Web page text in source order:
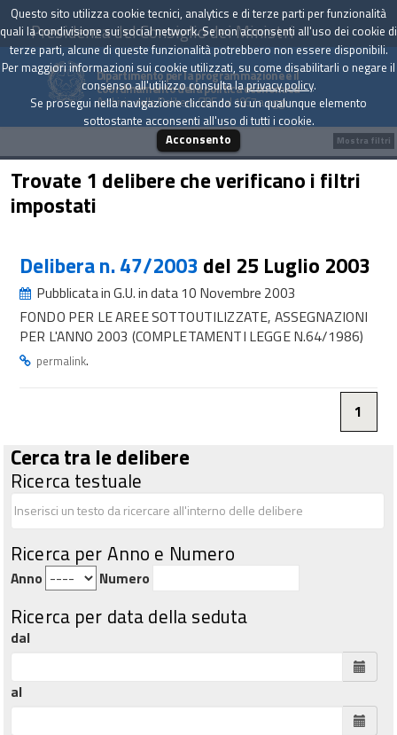
Presidenza del Consiglio dei Ministri
Dipartimento per la programmazione e il
coordinamento della politica economica
Archivio delle Delibere CIPE dal 1967 a oggi
Trovate 1 delibere che verificano i filtri
impostati
Delibera n. 47/2003 del 25 Luglio 2003
Pubblicata in G.U. in data 10 Novembre 2003
FONDO PER LE AREE SOTTOUTILIZZATE, ASSEGNAZIONI
PER L'ANNO 2003 (COMPLETAMENTI LEGGE N.64/1986)
permalink.
1
Cerca tra le delibere
Ricerca testuale
Ricerca per Anno e Numero
Anno Numero
Ricerca per data della seduta
dal
al
Mostra filtri
Questo sito utilizza cookie tecnici, analytics e di terze parti per funzionalità
quali la condivisione sui social network. Se non acconsenti all'uso dei cookie di
terze parti, alcune di queste funzionalità potrebbero non essere disponibili.
Per maggiori informazioni sui cookie utilizzati, su come disabilitarli o negare il
consenso all'utilizzo consulta laprivacy policy.
Se prosegui nella navigazione cliccando su un qualunque elemento
sottostante acconsenti all'uso di tutti i cookie.
Acconsento